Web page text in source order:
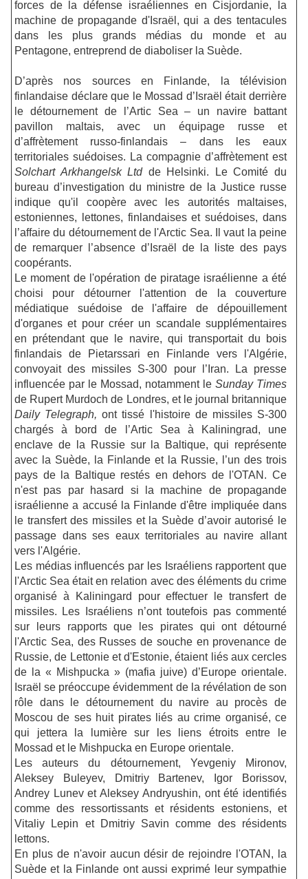
forces de la défense israéliennes en Cisjordanie, la
machine de propagande d'Israël, qui a des tentacules
dans les plus grands médias du monde et au
Pentagone, entreprend de diaboliser la Suède.
D’après nos sources en Finlande, la télévision
finlandaise déclare que le Mossad d’Israël était derrière
le détournement de l’Artic Sea – un navire battant
pavillon maltais, avec un équipage russe et
d’affrètement russo-finlandais – dans les eaux
territoriales suédoises. La compagnie d’affrètement est
Solchart Arkhangelsk Ltdde Helsinki. Le Comité du
bureau d’investigation du ministre de la Justice russe
indique qu'il coopère avec les autorités maltaises,
estoniennes, lettones, finlandaises et suédoises, dans
l’affaire du détournement de l'Arctic Sea. Il vaut la peine
de remarquer l’absence d’Israël de la liste des pays
coopérants.
Le moment de l'opération de piratage israélienne a été
choisi pour détourner l'attention de la couverture
médiatique suédoise de l'affaire de dépouillement
d'organes et pour créer un scandale supplémentaires
en prétendant que le navire, qui transportait du bois
finlandais de Pietarssari en Finlande vers l'Algérie,
convoyait des missiles S-300 pour l’Iran. La presse
influencée par le Mossad, notamment le Sunday Times
de Rupert Murdoch de Londres, et le journal britannique
Daily Telegraph, ont tissé l'histoire de missiles S-300
chargés à bord de l’Artic Sea à Kaliningrad, une
enclave de la Russie sur la Baltique, qui représente
avec la Suède, la Finlande et la Russie, l’un des trois
pays de la Baltique restés en dehors de l'OTAN. Ce
n'est pas par hasard si la machine de propagande
israélienne a accusé la Finlande d'être impliquée dans
le transfert des missiles et la Suède d’avoir autorisé le
passage dans ses eaux territoriales au navire allant
vers l'Algérie.
Les médias influencés par les Israéliens rapportent que
l'Arctic Sea était en relation avec des éléments du crime
organisé à Kaliningard pour effectuer le transfert de
missiles. Les Israéliens n’ont toutefois pas commenté
sur leurs rapports que les pirates qui ont détourné
l'Arctic Sea, des Russes de souche en provenance de
Russie, de Lettonie et d'Estonie, étaient liés aux cercles
de la « Mishpucka » (mafia juive) d’Europe orientale.
Israël se préoccupe évidemment de la révélation de son
rôle dans le détournement du navire au procès de
Moscou de ses huit pirates liés au crime organisé, ce
qui jettera la lumière sur les liens étroits entre le
Mossad et le Mishpucka en Europe orientale.
Les auteurs du détournement, Yevgeniy Mironov,
Aleksey Buleyev, Dmitriy Bartenev, Igor Borissov,
Andrey Lunev et Aleksey Andryushin, ont été identifiés
comme des ressortissants et résidents estoniens, et
Vitaliy Lepin et Dmitriy Savin comme des résidents
lettons.
En plus de n'avoir aucun désir de rejoindre l'OTAN, la
Suède et la Finlande ont aussi exprimé leur sympathie